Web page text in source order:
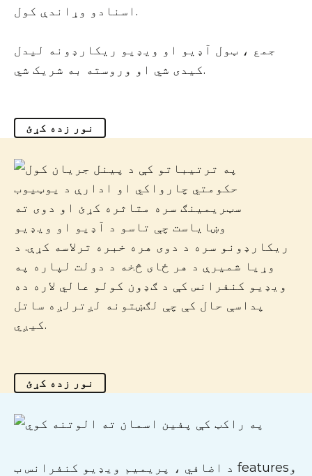
اسنادو وړاندې کول.
جمع ، ټول آډیو او ویډیو ریکارډونه لیدل
کیدی شي او وروسته به شریک شي.
نور زده کړئ
حکومتي چارواکي او ادارې د یوټیوب
سټریمینګ سره متاثره کړئ او دوی ته
وښایاست چې تاسو د آډیو او ویډیو
ریکارډونو سره د دوی هره خبره ترلاسه کړې. د
وړیا شمیرې د هر ځای څخه د دولت لپاره په
ویډیو کنفرانس کې د ګډون کولو عالي لاره ده
پداسې حال کې چې لګښتونه لږترلږه ساتل
کیږي.
نور زده کړئ
د اضافي ، پریمیم ویډیو کنفرانس ب featuresو